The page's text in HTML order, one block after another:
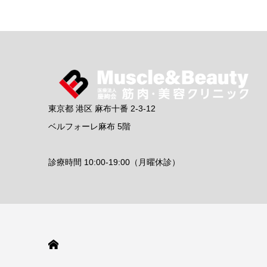
東京都 港区 麻布十番 2-3-12
ベルフォーレ麻布 5階
診療時間 10:00-19:00（月曜休診）